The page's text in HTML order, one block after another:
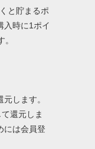
と貯まるポ
入時に1ポイ
します。
還元しま
には会員登